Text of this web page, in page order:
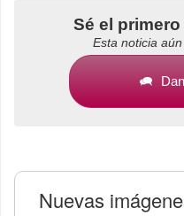
Sé el
Esta noticia
Nuevas